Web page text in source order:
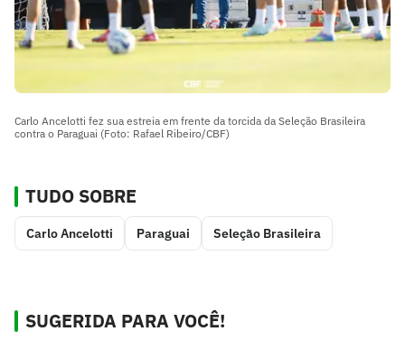
Carlo Ancelotti fez sua estreia em frente da torcida da Seleção Brasileira
contra o Paraguai (Foto: Rafael Ribeiro/CBF)
TUDO SOBRE
Carlo Ancelotti Paraguai Seleção Brasileira
SUGERIDA PARA VOCÊ!